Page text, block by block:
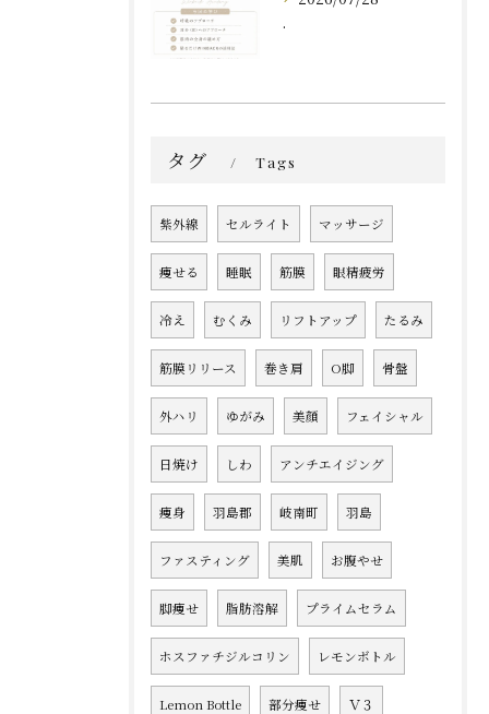
.
タグ Tags
紫外線 セルライト マッサージ
痩せる 睡眠 筋膜 眼精疲労
冷え むくみ リフトアップ たるみ
筋膜リリース 巻き肩 O脚 骨盤
外ハリ ゆがみ 美顔 フェイシャル
日焼け しわ アンチエイジング
痩身 羽島郡 岐南町 羽島
ファスティング 美肌 お腹やせ
脚痩せ 脂肪溶解 プライムセラム
ホスファチジルコリン レモンボトル
Lemon Bottle 部分痩せ Ｖ３